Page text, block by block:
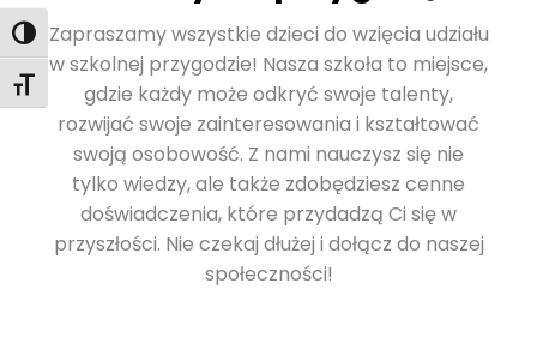
Toggle High Contrast
Toggle Font size
Zapraszamy wszystkie dzieci do wzięcia udziału
w szkolnej przygodzie! Nasza szkoła to miejsce,
gdzie każdy może odkryć swoje talenty,
rozwijać swoje zainteresowania i kształtować
swoją osobowość. Z nami nauczysz się nie
tylko wiedzy, ale także zdobędziesz cenne
doświadczenia, które przydadzą Ci się w
przyszłości. Nie czekaj dłużej i dołącz do naszej
społeczności!